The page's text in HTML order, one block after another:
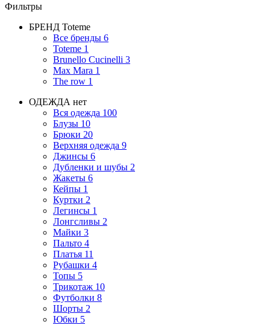
Фильтры
БРЕНД Toteme
Все бренды 6
Toteme 1
Brunello Cucinelli 3
Max Mara 1
The row 1
ОДЕЖДА нет
Вся одежда 100
Блузы 10
Брюки 20
Верхняя одежда 9
Джинсы 6
Дубленки и шубы 2
Жакеты 6
Кейпы 1
Куртки 2
Легинсы 1
Лонгсливы 2
Майки 3
Пальто 4
Платья 11
Рубашки 4
Топы 5
Трикотаж 10
Футболки 8
Шорты 2
Юбки 5